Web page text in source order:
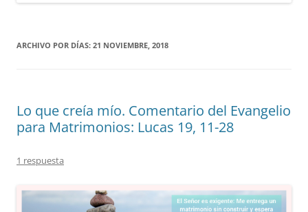
ARCHIVO POR DÍAS: 21 NOVIEMBRE, 2018
Lo que creía mío. Comentario del Evangelio
para Matrimonios: Lucas 19, 11-28
1 respuesta